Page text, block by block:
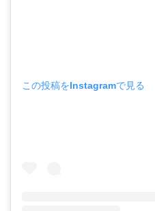
この投稿をInstagramで見る